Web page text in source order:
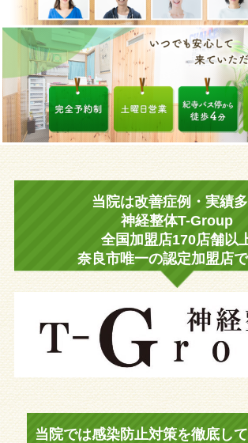
当院は改善症例・実績
神経整体T-Group
全国加盟店170店舗以
奈良市唯一の認定加盟店で
当院では感染防止対策を徹底して